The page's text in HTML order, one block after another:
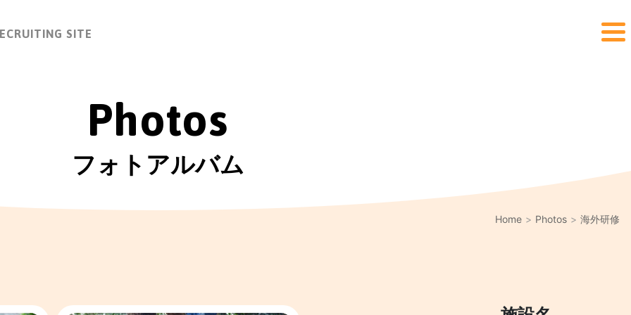
SITE
Photos
フォトアルバム
Home Photos 海外研修